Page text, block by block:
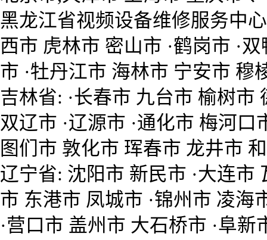
黑龙江省视频设备维修服务中
西市 虎林市 密山市 ·鹤岗市 ·
市 ·牡丹江市 海林市 宁安市 穆
吉林省: ·长春市 九台市 榆树市
双辽市 ·辽源市 ·通化市 梅河
图们市 敦化市 珲春市 龙井市
辽宁省: 沈阳市 新民市 ·大连市
市 东港市 凤城市 ·锦州市 凌海
·营口市 盖州市 大石桥市 ·阜